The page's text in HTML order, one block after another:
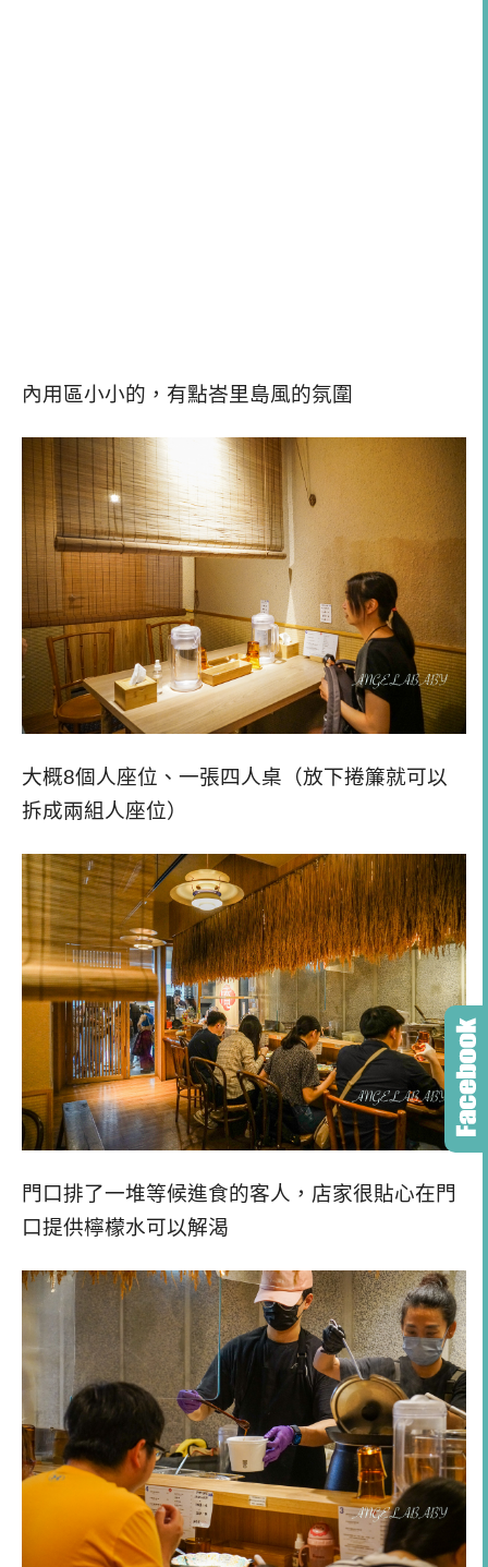
內用區小小的，有點峇里島風的氛圍
大概8個人座位、一張四人桌（放下捲簾就可以
拆成兩組人座位）
門口排了一堆等候進食的客人，店家很貼心在門
口提供檸檬水可以解渴